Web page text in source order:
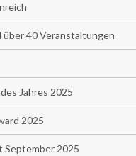
über 40 Veranstaltungen
Jahres 2025
2025
September 2025